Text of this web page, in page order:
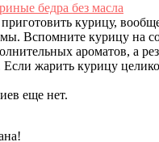
бедра без масла
курицу,
Вспомните курицу на
ароматов, а
жарить курицу
еще нет.